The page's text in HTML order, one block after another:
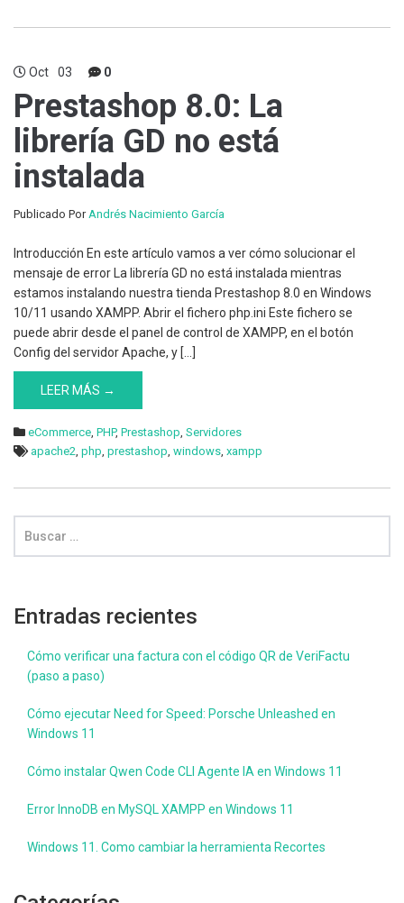
Oct 03 0
Prestashop 8.0: La
librería GD no está
instalada
Publicado PorAndrés Nacimiento García
Introducción En este artículo vamos a ver cómo solucionar el
mensaje de error La librería GD no está instalada mientras
estamos instalando nuestra tienda Prestashop 8.0 en Windows
10/11 usando XAMPP. Abrir el fichero php.ini Este fichero se
puede abrir desde el panel de control de XAMPP, en el botón
Config del servidor Apache, y […]
LEER MÁS →
eCommerce, PHP, Prestashop, Servidores
apache2, php, prestashop, windows, xampp
Entradas recientes
Cómo verificar una factura con el código QR de VeriFactu
(paso a paso)
Cómo ejecutar Need for Speed: Porsche Unleashed en
Windows 11
Cómo instalar Qwen Code CLI Agente IA en Windows 11
Error InnoDB en MySQL XAMPP en Windows 11
Windows 11. Como cambiar la herramienta Recortes